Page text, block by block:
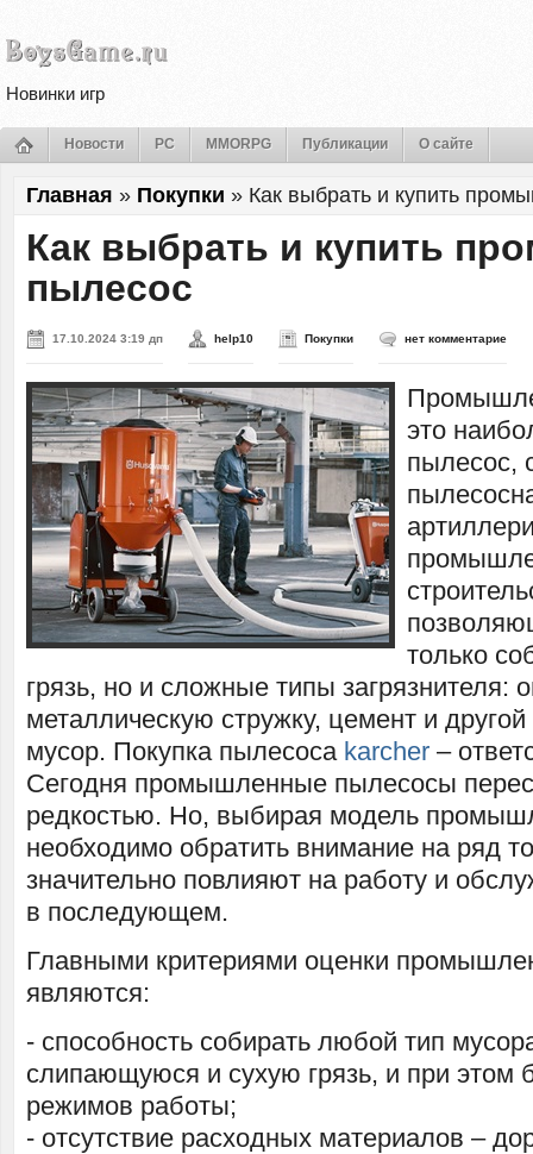
Новинки игр
Новости PC MMORPG Публикации О сайте
Главная » Покупки » Как выбрать и купить
Как выбрать и купить
пылесос
17.10.2024 3:19 дп help10 Покупки нет комментарие
это
пылесос,
только
грязь, но и сложные типы загрязнителя:
металлическую стружку, цемент и
мусор. Покупка пылесоса karcher –
Сегодня промышленные пылесосы
редкостью. Но, выбирая модель
необходимо обратить внимание на ряд
значительно повлияют на работу и
в последующем.
Главными критериями оценки
являются:
- способность собирать любой тип
слипающуюся и сухую грязь, и при этом
режимов работы;
- отсутствие расходных материалов –